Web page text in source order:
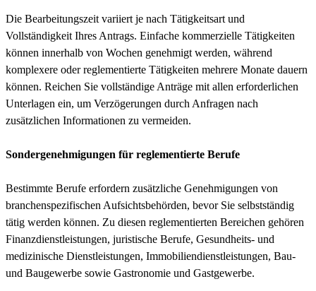
Die Bearbeitungszeit variiert je nach Tätigkeitsart und
Vollständigkeit Ihres Antrags. Einfache kommerzielle Tätigkeiten
können innerhalb von Wochen genehmigt werden, während
komplexere oder reglementierte Tätigkeiten mehrere Monate dauern
können. Reichen Sie vollständige Anträge mit allen erforderlichen
Unterlagen ein, um Verzögerungen durch Anfragen nach
zusätzlichen Informationen zu vermeiden.
Sondergenehmigungen für reglementierte Berufe
Bestimmte Berufe erfordern zusätzliche Genehmigungen von
branchenspezifischen Aufsichtsbehörden, bevor Sie selbstständig
tätig werden können. Zu diesen reglementierten Bereichen gehören
Finanzdienstleistungen, juristische Berufe, Gesundheits- und
medizinische Dienstleistungen, Immobiliendienstleistungen, Bau-
und Baugewerbe sowie Gastronomie und Gastgewerbe.